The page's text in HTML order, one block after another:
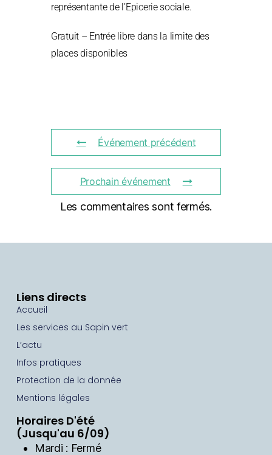
représentante de l’Epicerie sociale.
Gratuit – Entrée libre dans la limite des
places disponibles
Événement précédent
Prochain événement
Les commentaires sont fermés.
Liens directs
Accueil
Les services au Sapin vert
L’actu
Infos pratiques
Protection de la donnée
Mentions légales
Horaires D'été
(Jusqu'au 6/09)
Mardi : Fermé